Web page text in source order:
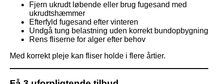
Fjern ukrudt løbende eller brug fugesand med
ukrudtshæmmer
Efterfyld fugesand efter vinteren
Undgå tung belastning uden korrekt bundopbygning
Rens fliserne for alger efter behov
Med korrekt pleje kan fliser holde i flere årtier.